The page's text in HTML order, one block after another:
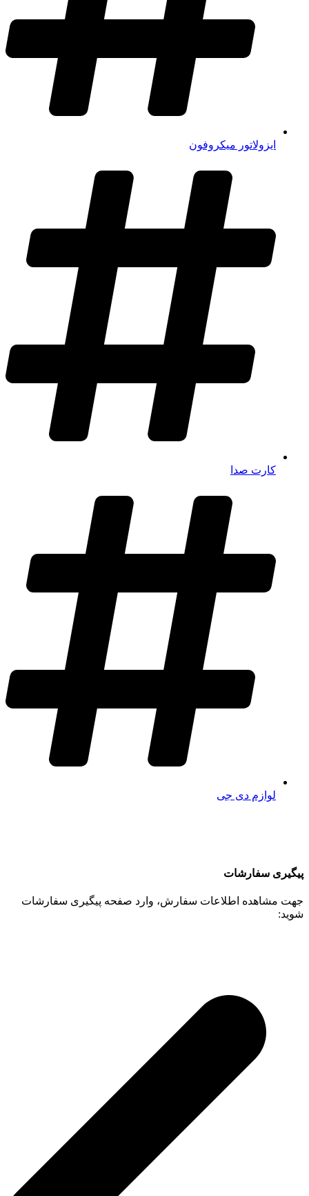
ایزولاتور میکروفون
کارت صدا
لوازم دی جی
پیگیری سفارشات
جهت مشاهده اطلاعات سفارش، وارد صفحه پیگیری سفارشات
شوید: